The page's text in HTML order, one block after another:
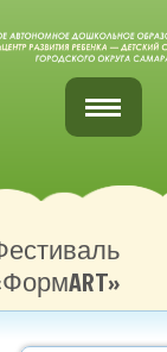
Главная
Наши контакты